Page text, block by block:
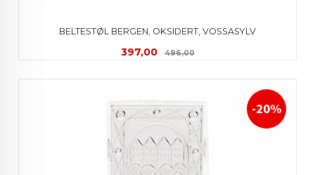
BELTESTØL BERGEN, OKSIDERT, VOSSASYLV
Tilbud
397,00 496,00Rabatt
-20%